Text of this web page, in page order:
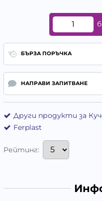
БЪРЗА ПОРЪЧКА
НАПРАВИ ЗАПИТВАНЕ
Други продукти за
Ferplast
Рейтинг: